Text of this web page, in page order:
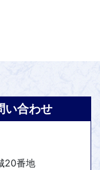
い合わせ
20番地